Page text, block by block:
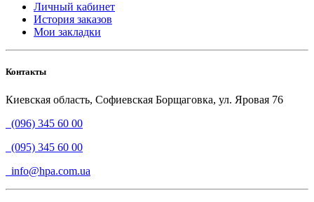
Личный кабинет
История заказов
Мои закладки
Контакты
Киевская область, Софиевская Борщаговка, ул. Яровая 76
(096) 345 60 00
(095) 345 60 00
info@hpa.com.ua